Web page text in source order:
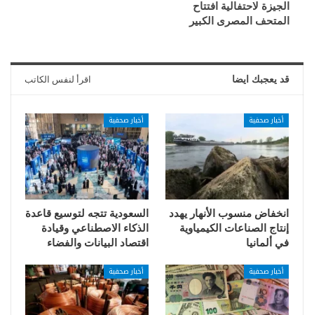
الجيزة لاحتفالية افتتاح
المتحف المصرى الكبير
قد يعجبك ايضا اقرأ لنفس الكاتب
أخبار صحفية
انخفاض منسوب الأنهار يهدد
إنتاج الصناعات الكيمياوية
في ألمانيا
أخبار صحفية
السعودية تتجه لتوسيع قاعدة
الذكاء الاصطناعي وقيادة
اقتصاد البيانات والفضاء
أخبار صحفية أخبار صحفية